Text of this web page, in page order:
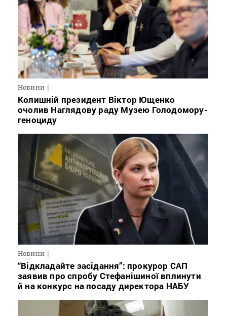
Новини
Колишній президент Віктор Ющенко
очолив Наглядову раду Музею Голодомору-
геноциду
Новини
“Відкладайте засідання”: прокурор САП
заявив про спробу Стефанішиної вплинути
й на конкурс на посаду директора НАБУ